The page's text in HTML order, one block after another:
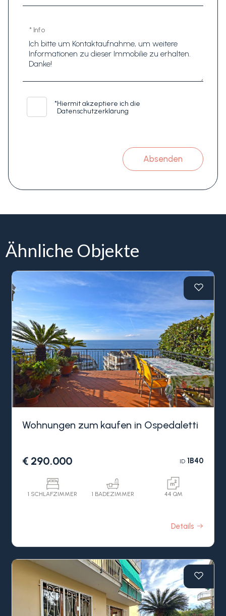
* Info
*Hiermit akzeptiere ich die
Datenschutzerklärung
Absenden
Ähnliche Objekte
Wohnungen zum kaufen in Ospedaletti
€ 290.000 ID1B40
1 SCHLAFZIMMER 1 BADEZIMMER 44 QM
Details